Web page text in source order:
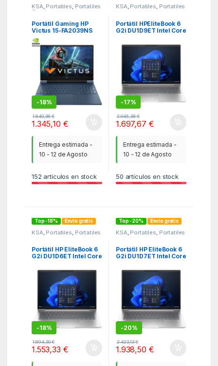
KSA, Portatiles, Portatiles
Gaming
Portátil Gaming HP
Victus 15-FA2039NS
Intel Core 7-240H/
16GB/ 1TB SSD/
GeForce RTX 5060/
15.6″/ Sin Sistema
Operativo
-18%
1.640,36€
1.345,10 €
Entrega estimada -
10 - 12 de Agosto
152 artículos en stock
KSA, Portatiles, Portatiles
Portátil HPEliteBook 6
G2i DU1D9ET Intel Core
SSD/ 16″/ Win11 Pro
-17%
2.045,38€
1.697,67 €
Entrega estimada -
10 - 12 de Agosto
50 artículos en stock
Top -18% Envío gratis
KSA, Portatiles, Portatiles
Portátil HP EliteBook 6
G2i DU1D6ET Intel Core
SSD/ 14″/ Win11 Pro
-18%
1.894,30€
1.553,33 €
Top -20% Envío gratis
KSA, Portatiles, Portatiles
Portátil HP EliteBook 6
G2i DU1D7ET Intel Core
SSD/ 14″/ Win11 Pro
-20%
2.423,13€
1.938,50 €